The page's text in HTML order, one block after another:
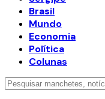
Brasil
Mundo
Economia
Política
Colunas